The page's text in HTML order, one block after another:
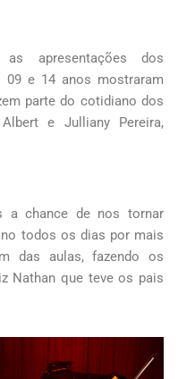
apresentações dos
09 e 14 anos mostraram
parte do cotidiano dos
e Julliany Pereira,
a chance de nos tornar
todos os dias por mais
das aulas, fazendo os
Nathan que teve os pais